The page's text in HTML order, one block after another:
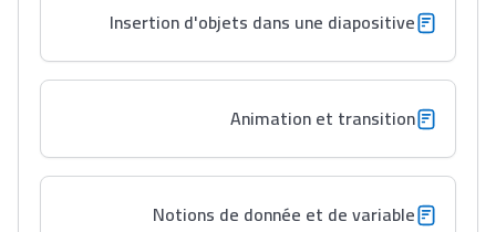
Insertion d'objets dans une diapositive
Animation et transition
Notions de donnée et de variable